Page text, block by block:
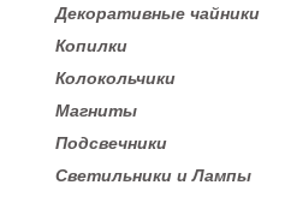
Декоративные чайники
Копилки
Колокольчики
Магниты
Подсвечники
Светильники и Лампы